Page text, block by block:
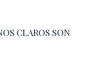
CLAROS SON